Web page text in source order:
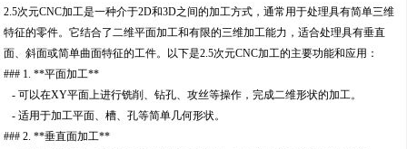
2.5次元CNC加工是一种介于2D和3D之间的加工方式，通常用于处理具有简单三维
特征的零件。它结合了二维平面加工和有限的三维加工能力，适合处理具有垂直
面、斜面或简单曲面特征的工件。以下是2.5次元CNC加工的主要功能和应用：
### 1. **平面加工**
- 可以在XY平面上进行铣削、钻孔、攻丝等操作，完成二维形状的加工。
- 适用于加工平面、槽、孔等简单几何形状。
### 2. **垂直面加工**